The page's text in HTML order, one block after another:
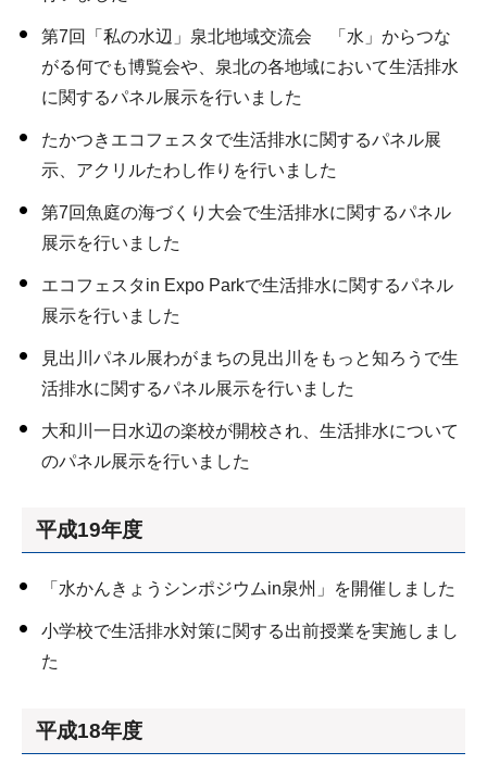
第7回「私の水辺」泉北地域交流会 「水」からつな
がる何でも博覧会や、泉北の各地域において生活排水
に関するパネル展示を行いました
たかつきエコフェスタで生活排水に関するパネル展
示、アクリルたわし作りを行いました
第7回魚庭の海づくり大会で生活排水に関するパネル
展示を行いました
エコフェスタin Expo Parkで生活排水に関するパネル
展示を行いました
見出川パネル展わがまちの見出川をもっと知ろうで生
活排水に関するパネル展示を行いました
大和川一日水辺の楽校が開校され、生活排水について
のパネル展示を行いました
平成19年度
「水かんきょうシンポジウムin泉州」を開催しました
小学校で生活排水対策に関する出前授業を実施しまし
た
平成18年度